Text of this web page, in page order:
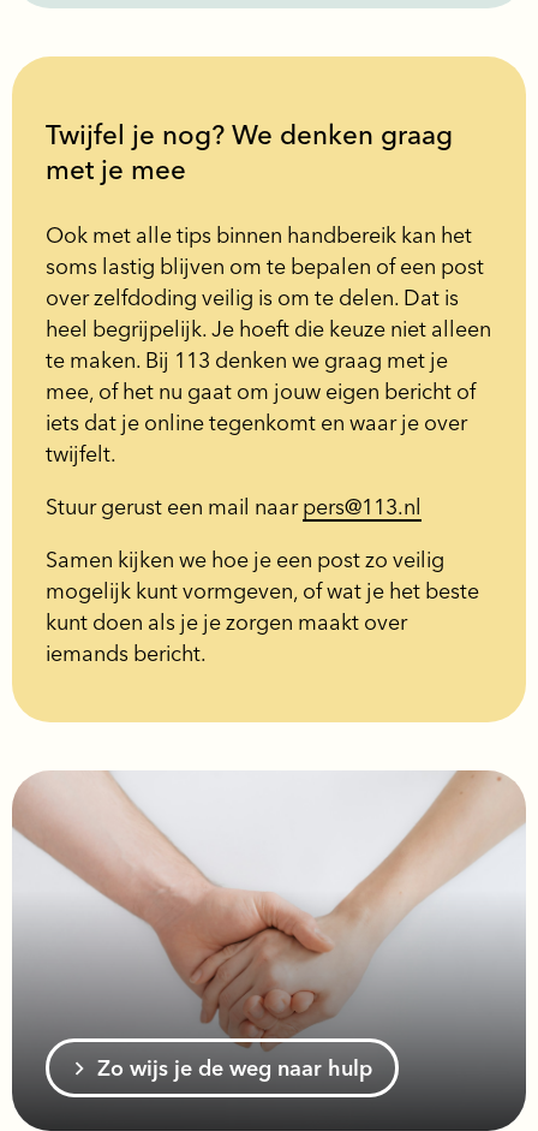
Twijfel je nog? We denken graag
met je mee
Ook met alle tips binnen handbereik kan het
soms lastig blijven om te bepalen of een post
over zelfdoding veilig is om te delen. Dat is
heel begrijpelijk. Je hoeft die keuze niet alleen
te maken. Bij 113 denken we graag met je
mee, of het nu gaat om jouw eigen bericht of
iets dat je online tegenkomt en waar je over
twijfelt.
Stuur gerust een mail naarpers@113.nl
Samen kijken we hoe je een post zo veilig
mogelijk kunt vormgeven, of wat je het beste
kunt doen als je je zorgen maakt over
iemands bericht.
Zo wijs je de weg naar hulp